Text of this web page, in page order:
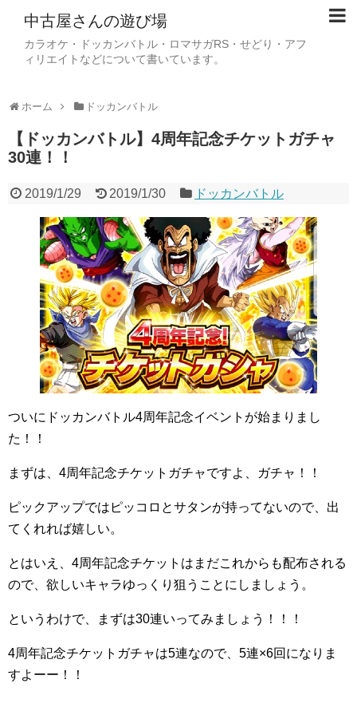
中古屋さんの遊び場
カラオケ・ドッカンバトル・ロマサガRS・せどり・アフ
ィリエイトなどについて書いています。
ホーム ドッカンバトル
【ドッカンバトル】4周年記念チケットガチャ
30連！！
2019/1/29 2019/1/30 ドッカンバトル
ついにドッカンバトル4周年記念イベントが始まりまし
た！！
まずは、4周年記念チケットガチャですよ、ガチャ！！
ピックアップではピッコロとサタンが持ってないので、出
てくれれば嬉しい。
とはいえ、4周年記念チケットはまだこれからも配布される
ので、欲しいキャラゆっくり狙うことにしましょう。
というわけで、まずは30連いってみましょう！！！
4周年記念チケットガチャは5連なので、5連×6回になりま
すよーー！！